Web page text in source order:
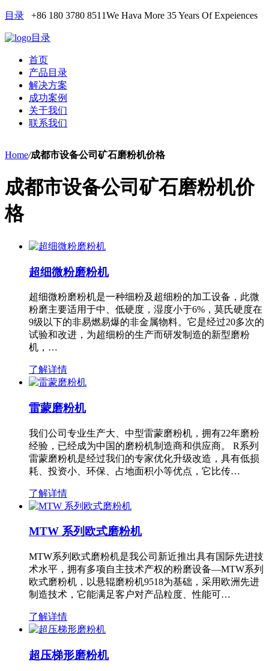
目录 +86 180 3780 8511We Hava More 35 Years Of Expeiences
目录
首页
产品目录
解决方案
成功案例
关于我们
联系我们
Home/成都市设备公司矿石磨粉机价格
成都市设备公司矿石磨粉机价
格
超细微粉磨粉机
超细微粉磨粉机是一种细粉及超细粉的加工设备，此微
粉磨主要适用于中、低硬度，湿度小于6%，莫氏硬度在
9级以下的非易燃易爆的非金属物料。它是经过20多次的
试验和改进，为超细粉的生产而研发制造的新型磨粉
机，…
了解详情
雷蒙磨粉机
我们公司专业生产大、中型雷蒙磨粉机，拥有22年磨粉
经验，已经成为中国的磨粉机制造商和供应商。 R系列
雷蒙磨粉机是经过我们的专家优化升级改造，具有低损
耗、投资小、环保、占地面积小等优点，它比传…
了解详情
MTW 系列欧式磨粉机
MTW系列欧式磨粉机是我公司新近推出具有国际先进技
术水平，拥有多项自主技术产权的粉磨设备—MTW系列
欧式磨粉机，以悬辊磨粉机9518为基础，采用欧洲先进
制造技术，它能满足客户对产品粒度、性能可…
了解详情
超压梯形磨粉机